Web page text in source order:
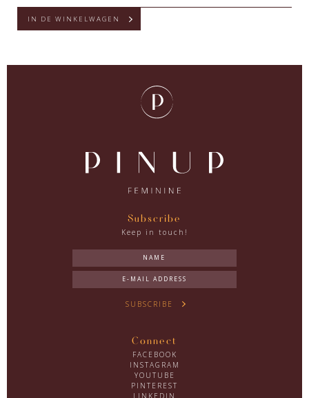
IN DE WINKELWAGEN
Subscribe
Keep in touch!
SUBSCRIBE
Connect
FACEBOOK
INSTAGRAM
YOUTUBE
PINTEREST
LINKEDIN